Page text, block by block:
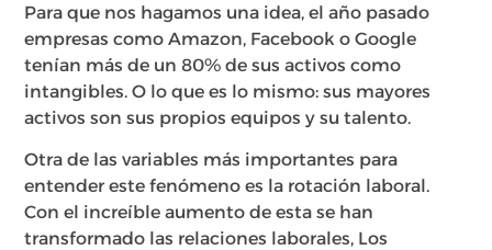
Para que nos hagamos una idea, el año pasado
empresas como Amazon, Facebook o Google
tenían más de un 80% de sus activos como
intangibles. O lo que es lo mismo: sus mayores
activos son sus propios equipos y su talento.
Otra de las variables más importantes para
entender este fenómeno es la rotación laboral.
Con el increíble aumento de esta se han
transformado las relaciones laborales, Los